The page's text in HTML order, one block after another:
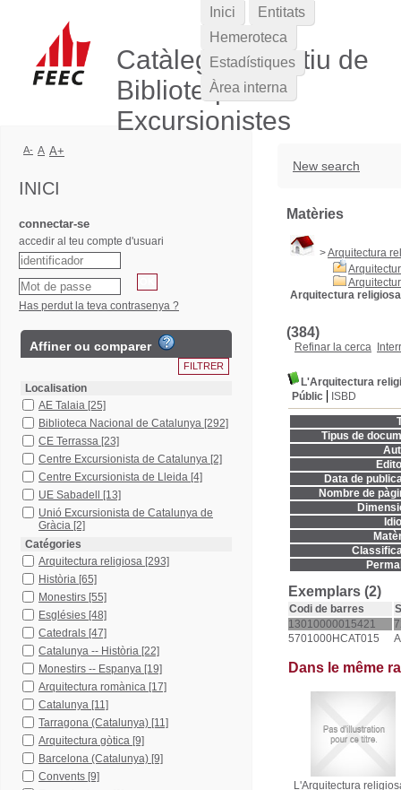
Catàleg Col·lectiu de
Biblioteques
Excursionistes
New search
Matèries
>Arquitectura
Arquitectura religiosa
(384)
Refinar la cerca
L'Arquitectura
Públic
ISBD
Tipus de
Data de
Nombre de
Exemplars (2)
Codi de barres
13010000015421
5701000HCAT015
Dans le même
L'Arquitectura
Inici
Entitats
Hemeroteca
Estadístiques
Àrea interna
A- A A+
INICI
connectar-se
accedir al teu compte d'usuari
Has perdut la teva contrasenya ?
Affiner ou comparer
Localisation
AE Talaia [25]
Biblioteca Nacional de Catalunya [292]
CE Terrassa [23]
Centre Excursionista de Catalunya [2]
Centre Excursionista de Lleida [4]
UE Sabadell
[13]
Unió Excursionista de Catalunya de
Gràcia [2]
Catégories
Arquitectura religiosa [293]
Història [65]
Monestirs [55]
Esglésies [48]
Catedrals [47]
Catalunya -- Història [22]
Monestirs -- Espanya [19]
Arquitectura romànica [17]
Catalunya [11]
Tarragona (Catalunya) [11]
Arquitectura gòtica [9]
Barcelona (Catalunya) [9]
Convents [9]